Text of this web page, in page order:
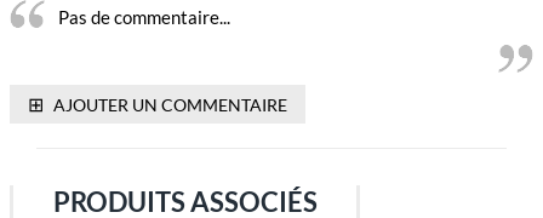
Pas de commentaire...
⊞ AJOUTER UN COMMENTAIRE
PRODUITS ASSOCIÉS